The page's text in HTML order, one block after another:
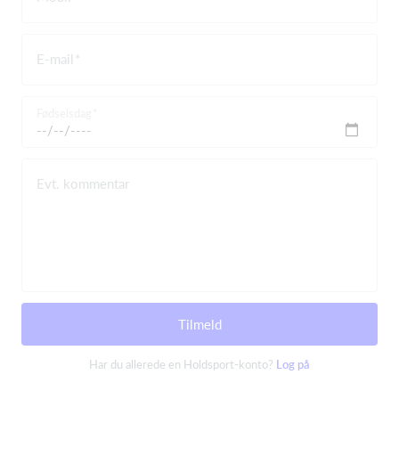
E-mail
Evt. kommentar
Tilmeld
Har du allerede en Holdsport-konto? Log på